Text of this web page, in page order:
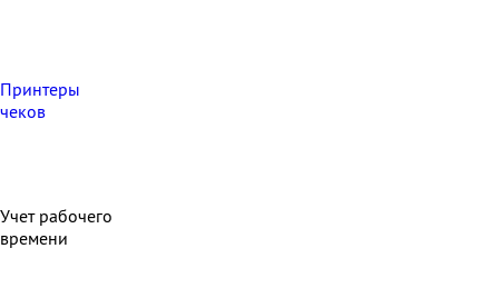
Принтеры
чеков
Учет рабочего
времени